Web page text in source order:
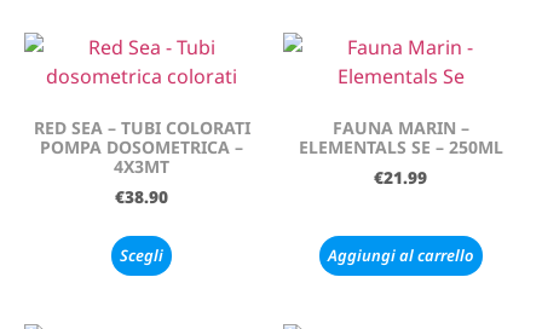
RED SEA – TUBI COLORATI
POMPA DOSOMETRICA –
4X3MT
€38.90
Scegli
FAUNA MARIN –
ELEMENTALS SE – 250ML
€21.99
Aggiungi al carrello